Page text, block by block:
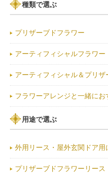
種類で選ぶ
プリザーブドフラワー
アーティフィシャルフラワー
アーティフィシャル＆プリ
フラワーアレンジと一緒にお
用途で選ぶ
外用リース・屋外玄関ドア用
プリザーブドフラワーリース